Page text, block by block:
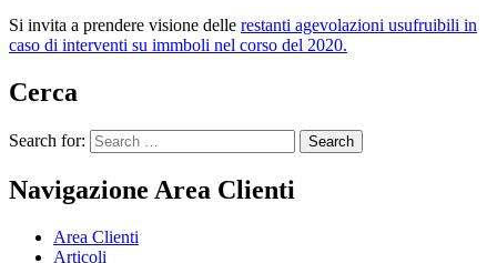
Si invita a prendere visione delle restanti agevolazioni usufruibili in
caso di interventi su immboli nel corso del 2020.
Cerca
Search for:
Navigazione Area Clienti
Area Clienti
Articoli